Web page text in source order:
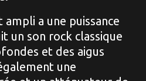
ampli a une puissance
un son rock classique
et des aigus
une